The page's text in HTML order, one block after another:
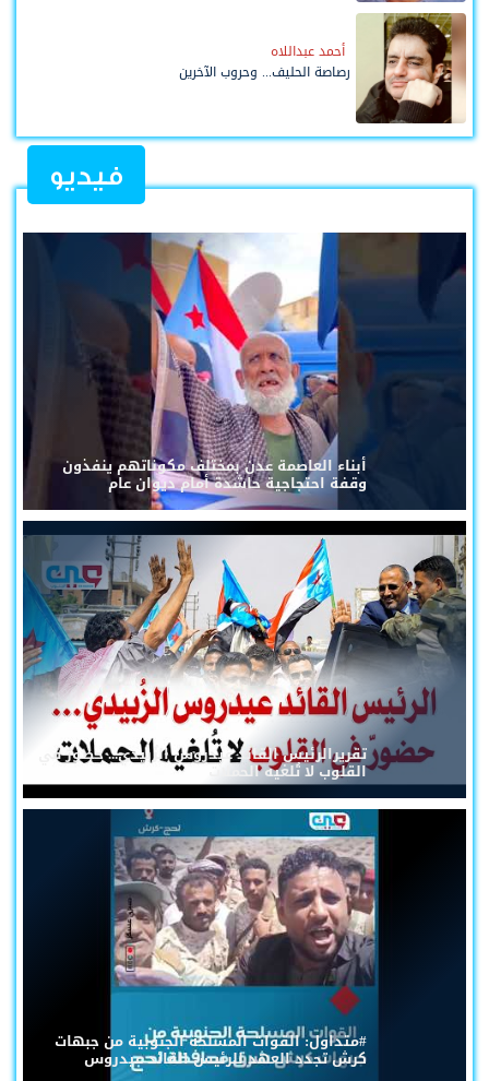
أحمد عبداللاه
رصاصة الحليف... وحروب الآخرين
فيديو
أبناء العاصمة عدن بمختلف مكوناتهم ينفذون
وقفة احتجاجية حاشدة أمام ديوان عام
تقريرالرئيس القائد عيدروس الزُبيدي... حضورٌ في
القلوب لا تُلغيه الحملات
#متداول: القوات المسلحة الجنوبية من جبهات
كرش تجدد العهد للرئيس القائد عيدروس